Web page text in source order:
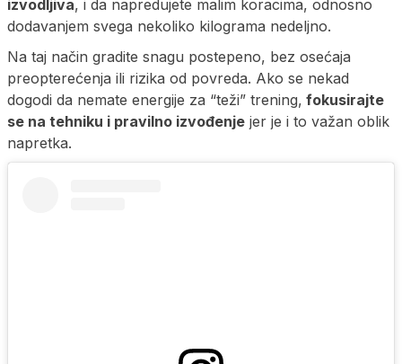
izvodljiva, i da napredujete malim koracima, odnosno
dodavanjem svega nekoliko kilograma nedeljno.
Na taj način gradite snagu postepeno, bez osećaja
preopterećenja ili rizika od povreda. Ako se nekad
dogodi da nemate energije za “teži” trening, fokusirajte
se na tehniku i pravilno izvođenje jer je i to važan oblik
napretka.